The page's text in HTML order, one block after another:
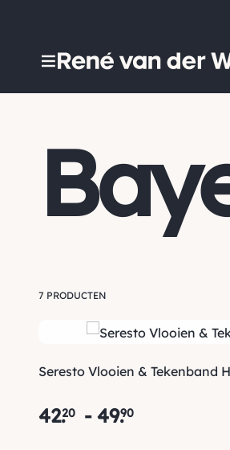
7 PRODUCTEN
Seresto Vlooien & Tekenband
42.20 - 49.90